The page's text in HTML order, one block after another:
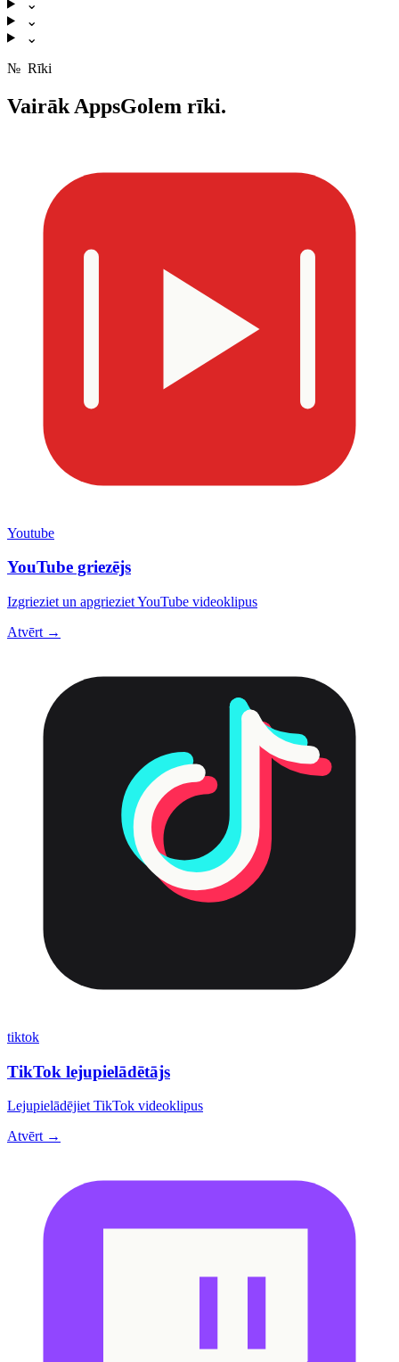
⌄
⌄
⌄
№ Rīki
Vairāk AppsGolem rīki.
Youtube
YouTube griezējs
Izgrieziet un apgrieziet YouTube videoklipus
Atvērt →
tiktok
TikTok lejupielādētājs
Lejupielādējiet TikTok videoklipus
Atvērt →